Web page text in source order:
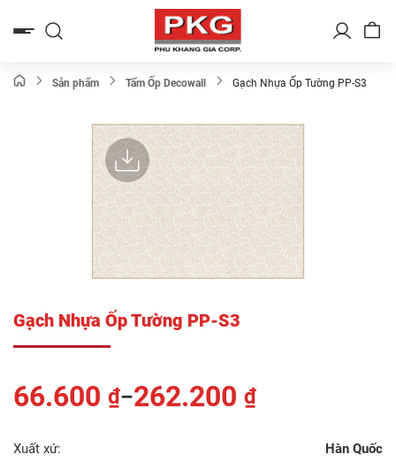
qua
Sản phẩm Tấm Ốp Decowall Gạch Nhựa Ốp Tường PP-S3
Gạch Nhựa Ốp Tường PP-S3
66.600 ₫–262.200 ₫
Xuất xứ: Hàn Quốc